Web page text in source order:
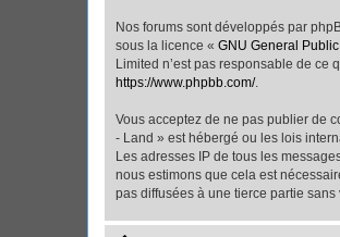
Nos forums sont développés par
sous la licence « GNU General
Limited n’est pas responsable de ce
https://www.phpbb.com/.
Vous acceptez de ne pas publier de
- Land » est hébergé ou les lois
Les adresses IP de tous les
nous estimons que cela est
pas diffusées à une tierce partie